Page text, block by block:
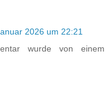
2026 um 22:21
wurde von einem